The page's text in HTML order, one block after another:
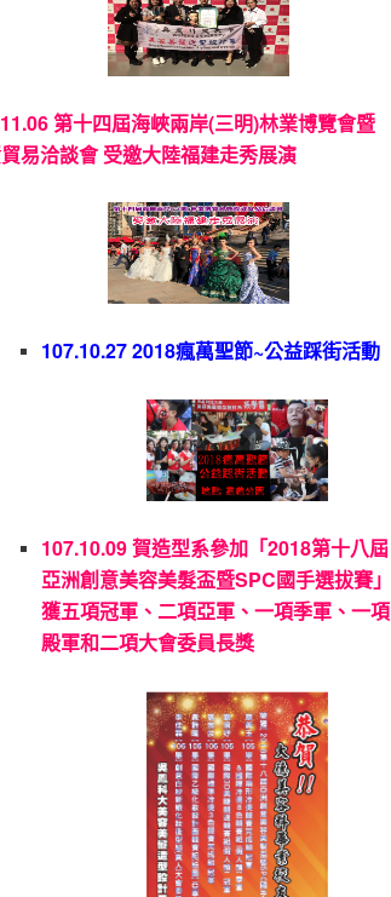
第十四屆海峽兩岸(三明)林業博覽會暨
易洽談會 受邀大陸福建走秀展演
107.10.27 2018瘋萬聖節~公益踩街活動
107.10.09 賀造型系參加「2018第十八屆
亞洲創意美容美髮盃暨SPC國手選拔賽」
獲五項冠軍、二項亞軍、一項季軍、一項
殿軍和二項大會委員長獎